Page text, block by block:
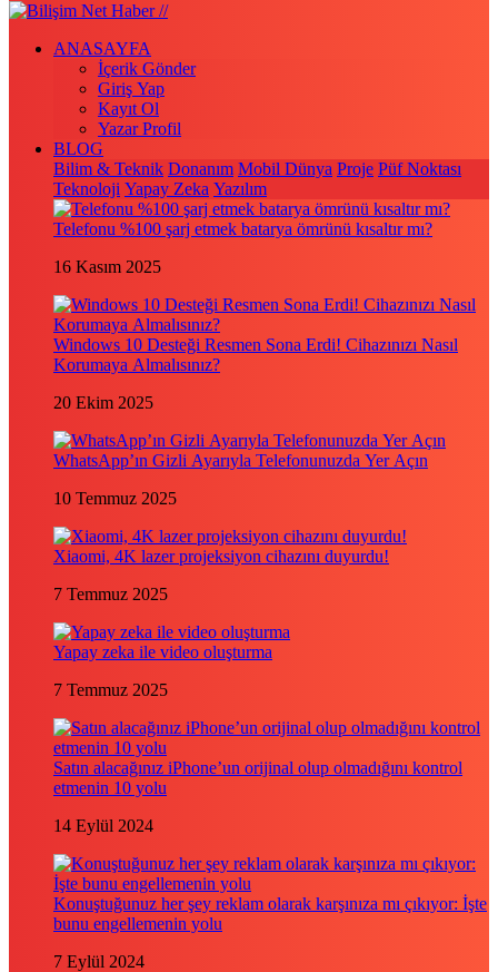
ANASAYFA
İçerik Gönder
Giriş Yap
Kayıt Ol
Yazar Profil
BLOG
Bilim & Teknik Donanım Mobil Dünya Proje Püf Noktası
Teknoloji Yapay Zeka Yazılım
Telefonu %100 şarj etmek batarya ömrünü kısaltır mı?
16 Kasım 2025
Windows 10 Desteği Resmen Sona Erdi! Cihazınızı Nasıl
Korumaya Almalısınız?
20 Ekim 2025
WhatsApp’ın Gizli Ayarıyla Telefonunuzda Yer Açın
10 Temmuz 2025
Xiaomi, 4K lazer projeksiyon cihazını duyurdu!
7 Temmuz 2025
Yapay zeka ile video oluşturma
7 Temmuz 2025
Satın alacağınız iPhone’un orijinal olup olmadığını kontrol
etmenin 10 yolu
14 Eylül 2024
Konuştuğunuz her şey reklam olarak karşınıza mı çıkıyor: İşte
bunu engellemenin yolu
7 Eylül 2024